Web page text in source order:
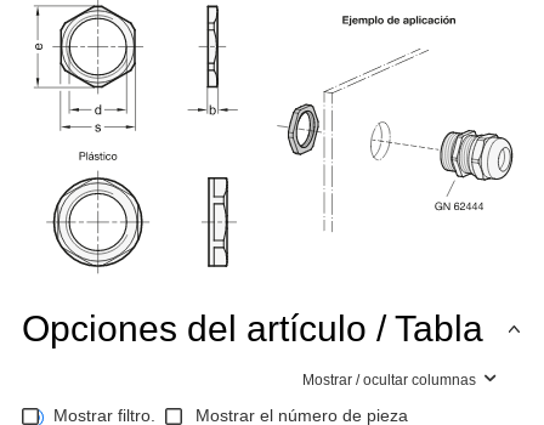
Opciones del artículo / Tabla
Mostrar / ocultar columnas
Mostrar filtro. Mostrar el número de pieza